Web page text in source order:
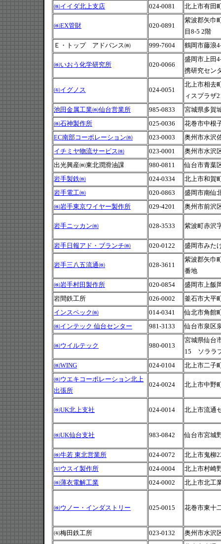
㈱イイダ北上支店
024-0081 北上市有田
㈱EX管財 020-0891
紫波郡矢巾
目8-5 2階
Ｅ・トップ アドバンス㈱
999-7604 鶴岡市藤浪
㈱いおう化学研究所 020-0066
盛岡市上田
携研究セン
㈲イグノス 024-0051
北上市相去
ィスプラザ
池田金属工業㈱仙台営業所
985-0833
宮城県多賀
㈱石神製作所
025-0036
花巻市中根
EC南部コーポレーション㈱
023-0003
奥州市水沢
イチミヤ物流サービス㈱
023-0001
奥州市水沢
出光興産㈱東北潤滑油課
980-0811
仙台市青葉
岩手製鉄㈱
024-0334
北上市和賀
岩手電工㈱
020-0863
盛岡市南仙
㈱岩手東京ワイヤー製作所
029-4201 奥州市前沢
岩手ニッカン㈱ 028-3533 紫波町赤沢
岩手日報アド・ブランチ㈱ 020-0122 盛岡市みた
岩手三八五流通㈱ 028-3611
紫波郡矢巾
番地
㈱岩手村田製作所
020-0854
盛岡市上飯
岩間鉄工所
026-0002
釜石市大平
インスペック㈱
014-0341
仙北市角館
㈱インテック 仙台センター
981-3133 仙台市泉区
㈱ウイルテック 980-0013
宮城県仙台
15 ソララ
㈱WING
024-0104
北上市二子
㈱ウエキコーポレーション北上
出張所
024-0024 北上市中野
㈱UK北上支社 024-0014 北上市流通
㈱UK仙台支社 983-0842 仙台市宮城
㈱牛若 東北営業所 024-0072
北上市鬼柳
㈲ウスイ製作所
024-0004
北上市村崎
㈱薄衣電解工業
024-0002 北上市北工
㈱ウノー・インダストリー 025-0015 花巻市東十
㈲梅田鉄工所 023-0132
奥州市水沢